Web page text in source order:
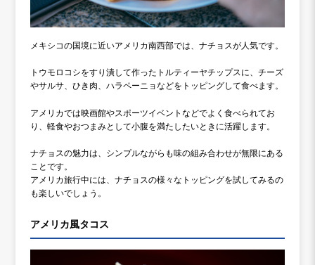
メキシコの国境に近いアメリカ南西部では、ナチョスが人気です。
トウモロコシをすり潰して作ったトルティーヤチップスに、チーズ
やサルサ、ひき肉、ハラペーニョなどをトッピングして食べます。
アメリカでは映画館やスポーツイベントなどでよく食べられてお
り、軽食やおつまみとして小腹を満たしたいときに活躍します。
ナチョスの魅力は、シンプルながらも味の組み合わせが無限にある
ことです。
アメリカ旅行中には、ナチョスの様々なトッピングを試してみるの
も楽しいでしょう。
アメリカ風タコス